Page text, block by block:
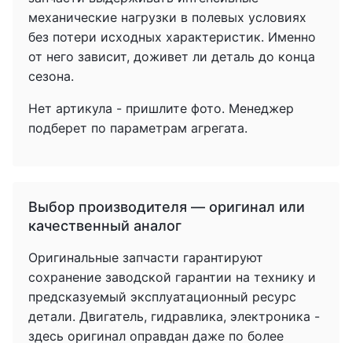
механические нагрузки в полевых условиях
без потери исходных характеристик. Именно
от него зависит, доживет ли деталь до конца
сезона.
Нет артикула - пришлите фото. Менеджер
подберет по параметрам агрегата.
Выбор производителя — оригинал или
качественный аналог
Оригинальные запчасти гарантируют
сохранение заводской гарантии на технику и
предсказуемый эксплуатационный ресурс
детали. Двигатель, гидравлика, электроника -
здесь оригинал оправдан даже по более